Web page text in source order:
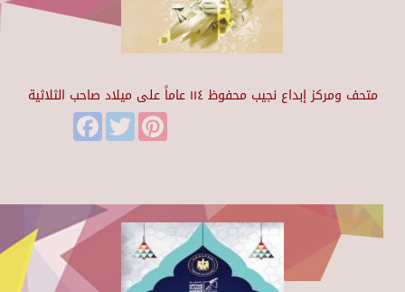
متحف ومركز إبداع نجيب محفوظ ١١٤ عاماً على ميلاد صاحب الثلاثية
FacebookTwitter